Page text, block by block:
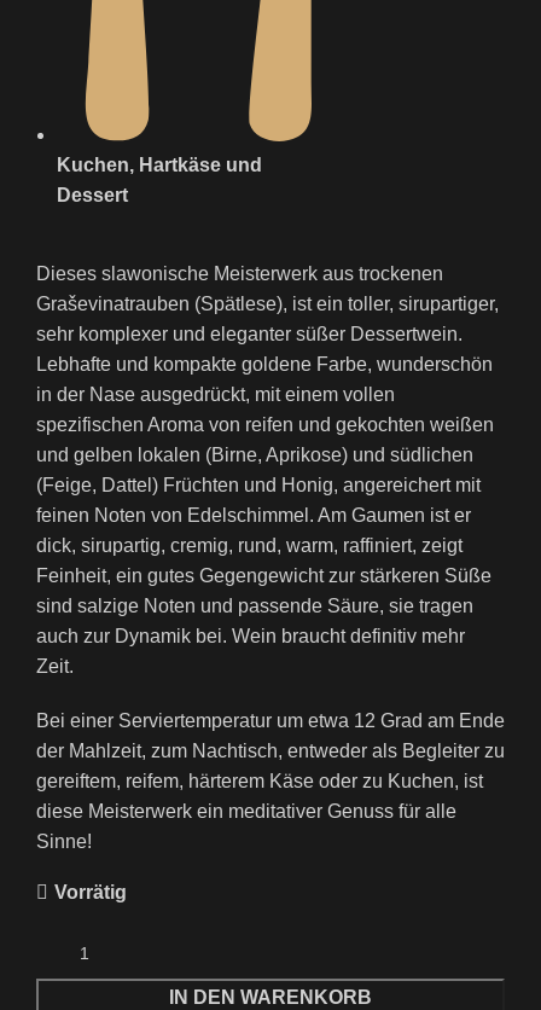
Kuchen, Hartkäse und
Dessert
Dieses slawonische Meisterwerk aus trockenen
Graševinatrauben (Spätlese), ist ein toller, sirupartiger,
sehr komplexer und eleganter süßer Dessertwein.
Lebhafte und kompakte goldene Farbe, wunderschön
in der Nase ausgedrückt, mit einem vollen
spezifischen Aroma von reifen und gekochten weißen
und gelben lokalen (Birne, Aprikose) und südlichen
(Feige, Dattel) Früchten und Honig, angereichert mit
feinen Noten von Edelschimmel. Am Gaumen ist er
dick, sirupartig, cremig, rund, warm, raffiniert, zeigt
Feinheit, ein gutes Gegengewicht zur stärkeren Süße
sind salzige Noten und passende Säure, sie tragen
auch zur Dynamik bei. Wein braucht definitiv mehr
Zeit.
Bei einer Serviertemperatur um etwa 12 Grad am Ende
der Mahlzeit, zum Nachtisch, entweder als Begleiter zu
gereiftem, reifem, härterem Käse oder zu Kuchen, ist
diese Meisterwerk ein meditativer Genuss für alle
Sinne!
Vorrätig
IN DEN WARENKORB